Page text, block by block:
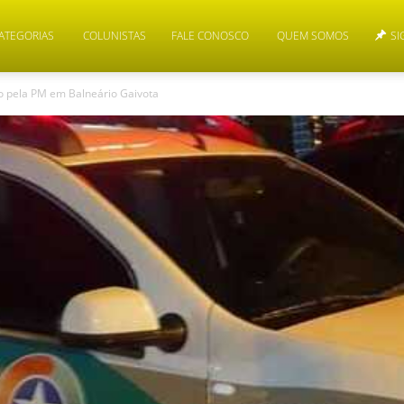
COLUNISTAS FALE CONOSCO QUEM SOMOS
PM em Balneário Gaivota